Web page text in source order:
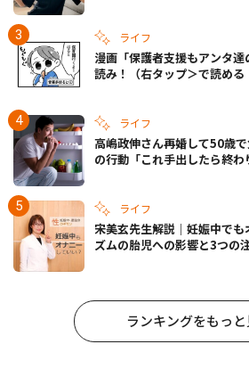
ライフ
漫画「保護者支援もアンタ
読み！（右タップ＞で読める
ライフ
高嶋政伸さん再婚して50歳
の行動「これ手出したら終
ライフ
宋美玄先生解説｜妊娠中で
ズムの胎児への影響と3つの
ランキングをもっと